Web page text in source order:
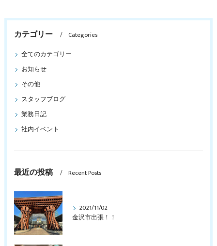
カテゴリー
Categories
全てのカテゴリー
お知らせ
その他
スタッフブログ
業務日記
社内イベント
最近の投稿 Recent Posts
2021/11/02
金沢市出張！！